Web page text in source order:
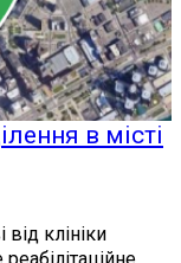
в місті
клініки